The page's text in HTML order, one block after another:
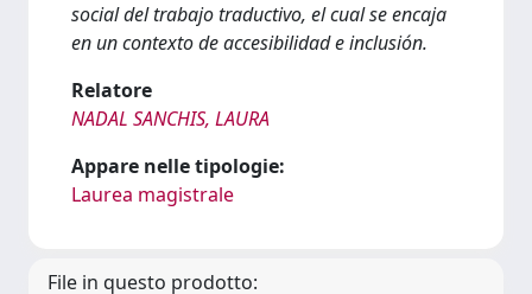
social del trabajo traductivo, el cual se encaja
en un contexto de accesibilidad e inclusión.
Relatore
NADAL SANCHIS, LAURA
Appare nelle tipologie:
Laurea magistrale
File in questo prodotto: